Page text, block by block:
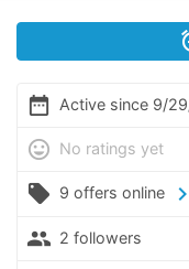
date_range Active since 9/
mood No ratings yet
local_offer 9 offers online chevron_right
people 2 followers